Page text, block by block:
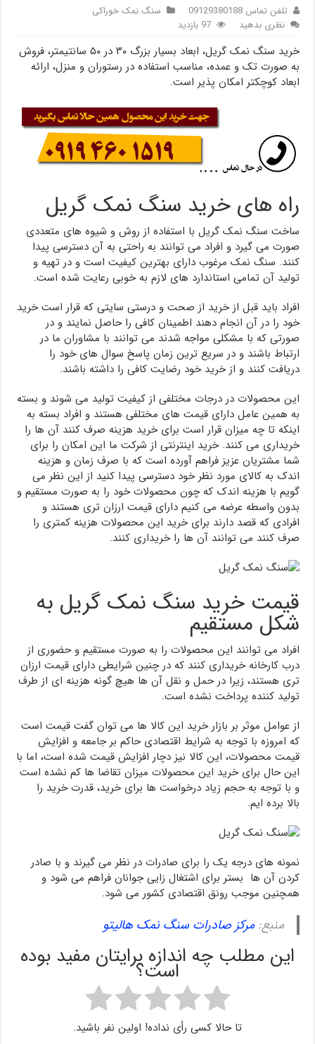
تلفن تماس 09129380188
سنگ نمک خوراکی
نظری بدهید
97 بازدید
خرید سنگ نمک گریل، ابعاد بسیار بزرگ ۳۰ در ۵۰ سانتیمتر، فروش
به صورت تک و عمده، مناسب استفاده در رستوران و منزل، ارائه
ابعاد کوچکتر امکان پذیر است.
راه های خرید سنگ نمک گریل
ساخت سنگ نمک گریل با استفاده از روش و شیوه های متعددی
صورت می گیرد و افراد می توانند به راحتی به آن دسترسی پیدا
کنند. سنگ نمک مرغوب دارای بهترین کیفیت است و در تهیه و
تولید آن تمامی استاندارد های لازم به خوبی رعایت شده است.
افراد باید قبل از خرید از صحت و درستی سایتی که قرار است خرید
خود را در آن انجام دهند اطمینان کافی را حاصل نمایند و در
صورتی که با مشکلی مواجه شدند می توانند با مشاوران ما در
ارتباط باشند و در سریع ترین زمان پاسخ سوال های خود را
دریافت کنند و از خرید خود رضایت کافی را داشته باشند.
این محصولات در درجات مختلفی از کیفیت تولید می شوند و بسته
به همین عامل دارای قیمت های مختلفی هستند و افراد بسته به
اینکه تا چه میزان قرار است برای خرید هزینه صرف کنند آن ها را
خریداری می کنند. خرید اینترنتی از شرکت ما این امکان را برای
شما مشتریان عزیز فراهم آورده است که با صرف زمان و هزینه
اندک به کالای مورد نظر خود دسترسی پیدا کنید از این نظر می
گویم با هزینه اندک که چون محصولات خود را به صورت مستقیم و
بدون واسطه عرضه می کنیم دارای قیمت ارزان تری هستند و
افرادی که قصد دارند برای خرید این محصولات هزینه کمتری را
صرف کنند می توانند آن ها را خریداری کنند.
قیمت خرید سنگ نمک گریل به
شکل مستقیم
افراد می توانند این محصولات را به صورت مستقیم و حضوری از
درب کارخانه خریداری کنند که در چنین شرایطی دارای قیمت ارزان
تری هستند، زیرا در حمل و نقل آن ها هیچ گونه هزینه ای از طرف
تولید کننده پرداخت نشده است.
از عوامل موثر بر بازار خرید این کالا ها می توان گفت قیمت است
که امروزه با توجه به شرایط اقتصادی حاکم بر جامعه و افزایش
قیمت محصولات، این کالا نیز دچار افزایش قیمت شده است، اما با
این حال برای خرید این محصولات میزان تقاضا ها کم نشده است
و با توجه به حجم زیاد درخواست ها برای خرید، قدرت خرید را
بالا برده ایم.
نمونه های درجه یک را برای صادرات در نظر می گیرند و با صادر
کردن آن ها بستر برای اشتغال زایی جوانان فراهم می شود و
همچنین موجب رونق اقتصادی کشور می شود.
منبع:مرکز صادرات سنگ نمک هالیتو
این مطلب چه اندازه برایتان مفید بوده
است؟
تا حالا کسی رأی نداده! اولین نفر باشید.